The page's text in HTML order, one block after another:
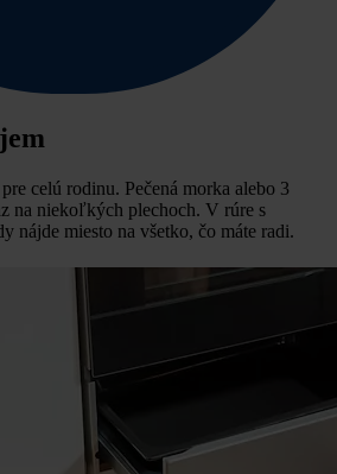
celú rodinu. Pečená morka alebo 3
na niekoľkých plechoch. V rúre s
nájde miesto na všetko, čo máte radi.